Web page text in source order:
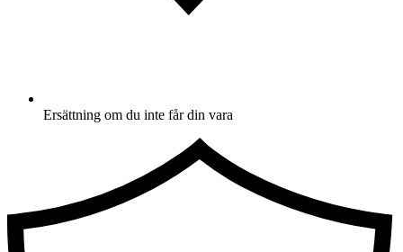
Ersättning om du inte får din vara